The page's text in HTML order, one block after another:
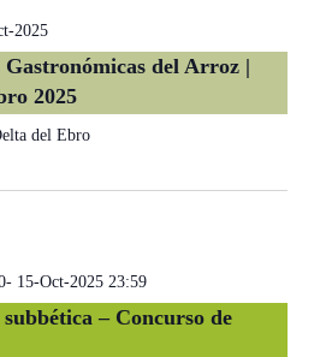
2025
del Arroz |
2025
del Ebro
- 15-Oct-2025 23:59
– Concurso de